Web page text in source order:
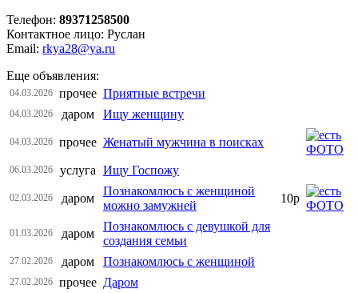
Телефон: 89371258500
Контактное лицо: Руслан
Email: rkya28@ya.ru
Еще объявления:
04.03.2026 прочее Приятные встречи
04.03.2026 даром Ищу женщину
04.03.2026 прочее Женатый мужчина в поисках
06.03.2026 услуга Ищу Госпожу
02.03.2026 даром
Познакомлюсь с женщиной
можно замужней
10р
01.03.2026 даром
Познакомлюсь с девушкой для
создания семьи
27.02.2026 даром Познакомлюсь с женщиной
27.02.2026 прочее Даром